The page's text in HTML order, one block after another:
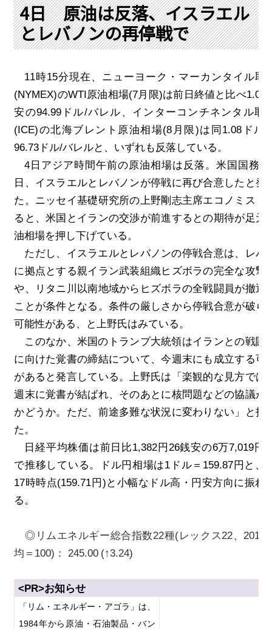
PRA原則
Q & A
お問い合わせ
年間休刊日
サイトマップ
採用情報
English Website
Rim Energy Media(韓国語)
4日 原油は反落、イスラエル
とレバノンの再停戦で
11時15分現在、ニューヨーク・マーカンタイル取
(NYMEX)のWTI原油相場(7月限)は前日終値と比べ1.03
安の94.99ドル/バレル、インターコンチネンタル取
(ICE)の北海ブレント原油相場(8 月限 )は同 1.08 ドル
96.73 ドル/バレルと、いずれも反落している。
4 日アジア時間午前の原油相場は反落。米国国務
日、イスラエルとレバノンが停戦に再び合意したと発
た。ニッセイ基礎研究所の上野剛志主席エコノミスト
ると、米国とイランの交渉が前進するとの期待が足元
油相場を押し下げている。
ただし、イスラエルとレバノンの停戦合意は、レバ
に拠点とする親イラン武装組織ヒズボラの完全な攻撃
や、リタニ川以南地域からヒズボラの全戦闘員が撤退
ことが条件となる。条件の厳しさから停戦合意が破ら
可能性がある、と上野氏はみている。
このなか、米国のトランプ大統領はイランとの戦闘
に向けた覚書の締結について、今週末にも成立する可
があると発言している。上野氏は「楽観的な見方では
週末に覚書が結ばれ、そのあとに核問題などの協議が
かどうか。ただ、前途多難な状況に変わりない」と指
た。
日経平均株価は前日比1,382 円 26銭安の6万7,019 円
で推移している。ドル円相場は1 ドル＝ 159.87円と、
17時時点(159.71 円 ) と小幅なドル高・円安方向に振れ
る。
◎リムエネルギー総合指数22種(レックス22、2010
均＝100) ： 245.00 (↑3.24)
<PR>お知らせ
「リム・エネルギー・アゴラ」は、
1984年から原油・石油製品・バン